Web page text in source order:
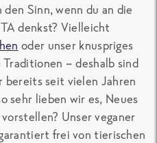
Sinn, wenn du an die
denkst? Vielleicht
oder unser knuspriges
– deshalb sind
bereits seit vielen Jahren
sehr lieben wir es, Neues
Unser veganer
frei von tierischen